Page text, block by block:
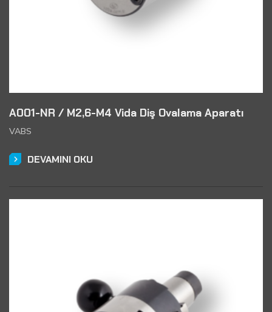
A001-NR / M2,6-M4 Vida Diş Ovalama Aparatı
VABS
DEVAMINI OKU